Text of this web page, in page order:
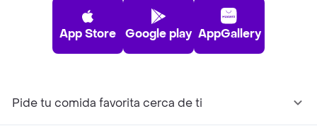
App Store Google play AppGallery
Pide tu comida favorita cerca de ti